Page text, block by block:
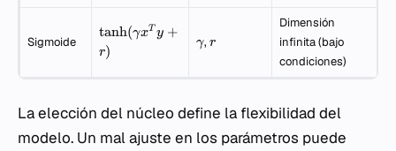
Sigmoide
tanh(γxT y +
r)
γ, r
Dimensión
infinita (bajo
condiciones)
La elección del núcleo define la flexibilidad del
modelo. Un mal ajuste en los parámetros puede